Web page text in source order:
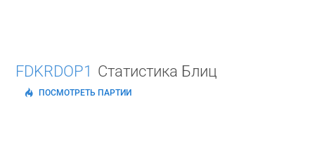
FDKRDOP1 Статистика Блиц
ПОСМОТРЕТЬ ПАРТИИ